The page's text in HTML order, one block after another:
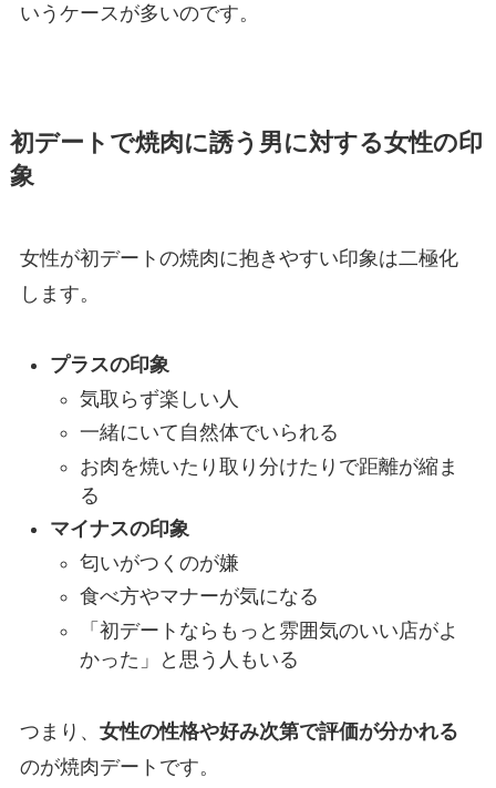
いうケースが多いのです。
初デートで焼肉に誘う男に対する女性の印
象
女性が初デートの焼肉に抱きやすい印象は二極化
します。
プラスの印象
気取らず楽しい人
一緒にいて自然体でいられる
お肉を焼いたり取り分けたりで距離が縮ま
る
マイナスの印象
匂いがつくのが嫌
食べ方やマナーが気になる
「初デートならもっと雰囲気のいい店がよ
かった」と思う人もいる
つまり、 女性の性格や好み次第で評価が分かれる
のが焼肉デートです。